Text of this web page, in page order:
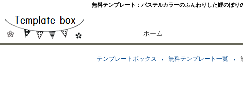
無料テンプレート：パステルカラーのふんわりした鯉のぼり
ホーム
テンプレートボックス 無料テンプレート一覧